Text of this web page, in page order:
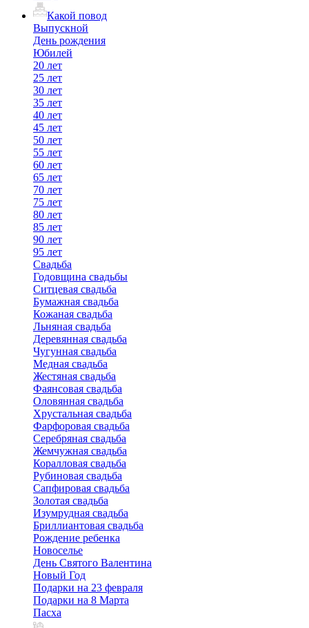
Какой повод
Выпускной
День рождения
Юбилей
20 лет
25 лет
30 лет
35 лет
40 лет
45 лет
50 лет
55 лет
60 лет
65 лет
70 лет
75 лет
80 лет
85 лет
90 лет
95 лет
Свадьба
Годовщина свадьбы
Ситцевая свадьба
Бумажная свадьба
Кожаная свадьба
Льняная свадьба
Деревянная свадьба
Чугунная свадьба
Медная свадьба
Жестяная свадьба
Фаянсовая свадьба
Оловянная свадьба
Хрустальная свадьба
Фарфоровая свадьба
Серебряная свадьба
Жемчужная свадьба
Коралловая свадьба
Рубиновая свадьба
Сапфировая свадьба
Золотая свадьба
Изумрудная свадьба
Бриллиантовая свадьба
Рождение ребенка
Новоселье
День Святого Валентина
Новый Год
Подарки на 23 февраля
Подарки на 8 Марта
Пасха